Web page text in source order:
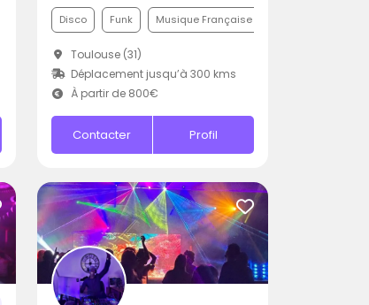
Disco Funk Musique Française
Toulouse (31)
Déplacement jusqu’à 300 kms
À partir de 800€
Contacter Profil